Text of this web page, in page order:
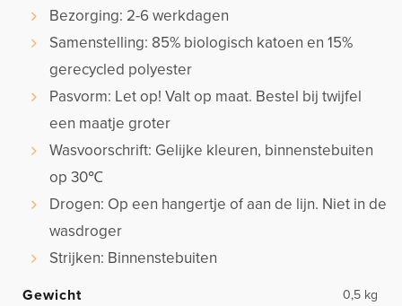
Bezorging: 2-6 werkdagen
Samenstelling: 85% biologisch katoen en 15%
gerecycled polyester
Pasvorm: Let op! Valt op maat. Bestel bij twijfel
een maatje groter
Wasvoorschrift: Gelijke kleuren, binnenstebuiten
op 30℃
Drogen: Op een hangertje of aan de lijn. Niet in de
wasdroger
Strijken: Binnenstebuiten
Gewicht 0,5 kg